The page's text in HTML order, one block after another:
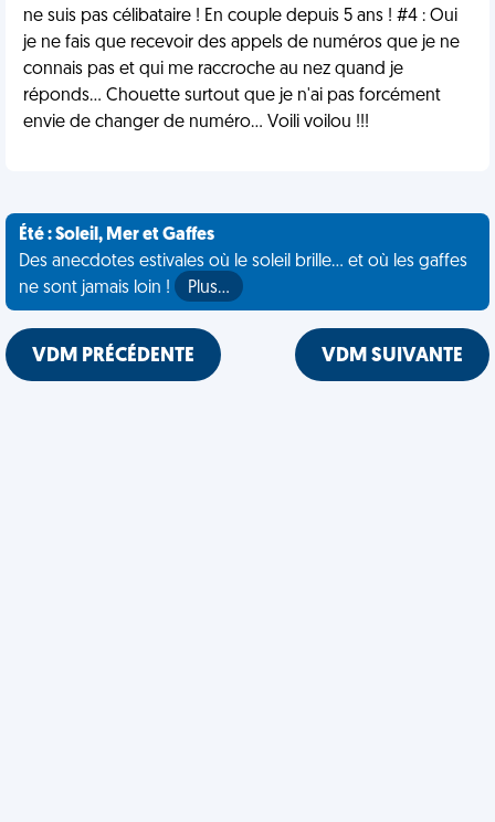
ne suis pas célibataire ! En couple depuis 5 ans ! #4 : Oui
je ne fais que recevoir des appels de numéros que je ne
connais pas et qui me raccroche au nez quand je
réponds... Chouette surtout que je n'ai pas forcément
envie de changer de numéro... Voili voilou !!!
Été : Soleil, Mer et Gaffes
Des anecdotes estivales où le soleil brille... et où les gaffes
ne sont jamais loin !
Plus…
VDM PRÉCÉDENTE VDM SUIVANTE